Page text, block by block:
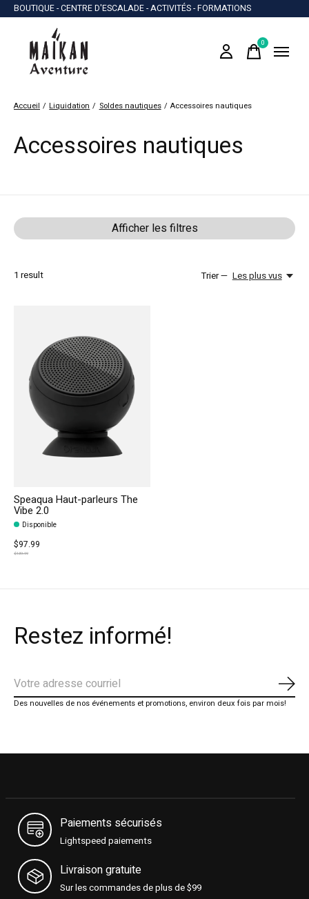
BOUTIQUE - CENTRE D'ESCALADE - ACTIVITÉS - FORMATIONS
0items
Accueil / Liquidation / Soldes nautiques / Accessoires nautiques
Accessoires nautiques
Afficher les filtres
1 result Trier — Les plus vus
Speaqua Haut-parleurs The
Vibe 2.0
Disponible
$97.99
$139.99
Restez informé!
Des nouvelles de nos événements et promotions, environ deux fois par mois!
Paiements sécurisés
Lightspeed paiements
Livraison gratuite
Sur les commandes de plus de $99